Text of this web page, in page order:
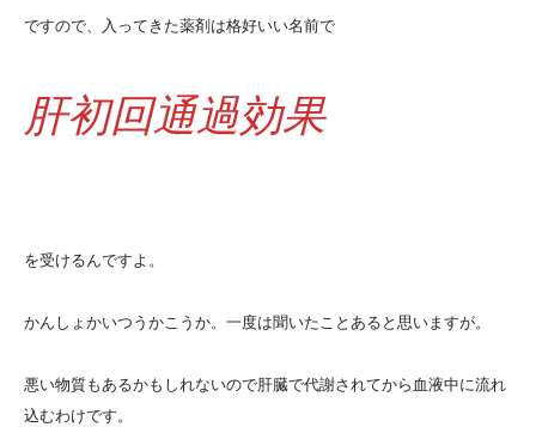
ですので、入ってきた薬剤は格好いい名前で
肝初回通過効果
を受けるんですよ。
かんしょかいつうかこうか。一度は聞いたことあると思いますが。
悪い物質もあるかもしれないので肝臓で代謝されてから血液中に流れ
込むわけです。